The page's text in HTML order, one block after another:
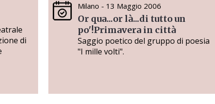
di
Milano - 13 Maggio 2006
Or qua...or là...di tutto un
po'!Primavera in città
Saggio poetico del gruppo di poesia
"I mille volti".